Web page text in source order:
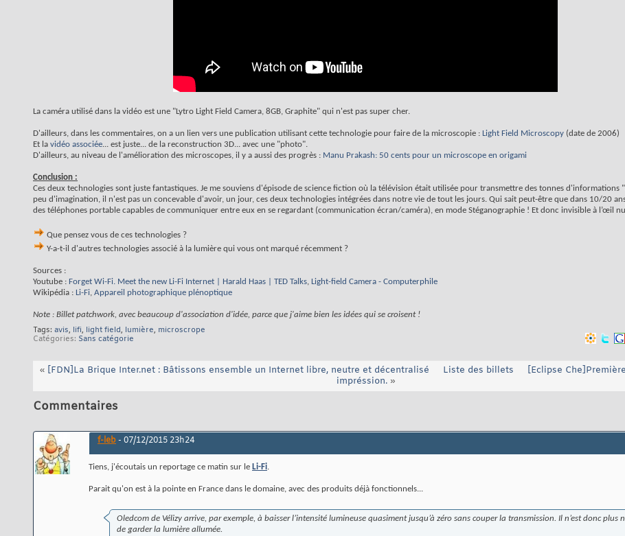
La caméra utilisé dans la vidéo est une "Lytro Light Field Camera, 8GB, Graphite" qui n'est pas super cher.
D'ailleurs, dans les commentaires, on a un lien vers une publication utilisant cette technologie pour faire de la microscopie : Light Field Microscopy (date de 2006)
Et la vidéo associée... est juste... de la reconstruction 3D... avec une "photo".
D'ailleurs, au niveau de l'amélioration des microscopes, il y a aussi des progrès : Manu Prakash: 50 cents pour un microscope en origami
Conclusion :
Ces deux technologies sont juste fantastiques. Je me souviens d'épisode de science fiction où la télévision était utilisée pour transmettre des tonnes d'informations
peu d'imagination, il n'est pas un concevable d'avoir, un jour, ces deux technologies intégrées dans notre vie de tout les jours. Qui sait peut-être que dans 10/20
des téléphones portable capables de communiquer entre eux en se regardant (communication écran/caméra), en mode Stéganographie ! Et donc invisible à l’œil
Que pensez vous de ces technologies ?
Y-a-t-il d'autres technologies associé à la lumière qui vous ont marqué récemment ?
Sources :
Youtube : Forget Wi-Fi. Meet the new Li-Fi Internet | Harald Haas | TED Talks, Light-field Camera - Computerphile
Wikipédia : Li-Fi, Appareil photographique plénoptique
Note : Billet patchwork, avec beaucoup d'association d'idée, parce que j'aime bien les idées qui se croisent !
Tags: avis, lifi, light field, lumière, microscrope
Catégories Sans catégorie
« [FDN]La Brique Inter.net : Bâtissons ensemble un Internet libre, neutre et décentralisé Liste des billets
[Eclipse
impréssion.»
Commentaires
f-leb- 07/12/2015 23h24
Tiens, j'écoutais un reportage ce matin sur le Li-Fi.
Parait qu'on est à la pointe en France dans le domaine, avec des produits déjà fonctionnels...
Oledcom de Vélizy arrive, par exemple, à baisser l’intensité lumineuse quasiment jusqu’à zéro sans couper la transmission. Il n’est donc plus
de garder la lumière allumée.